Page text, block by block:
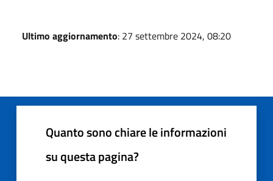
Ultimo aggiornamento: 27 settembre 2024, 08:20
Quanto sono chiare le informazioni
su questa pagina?